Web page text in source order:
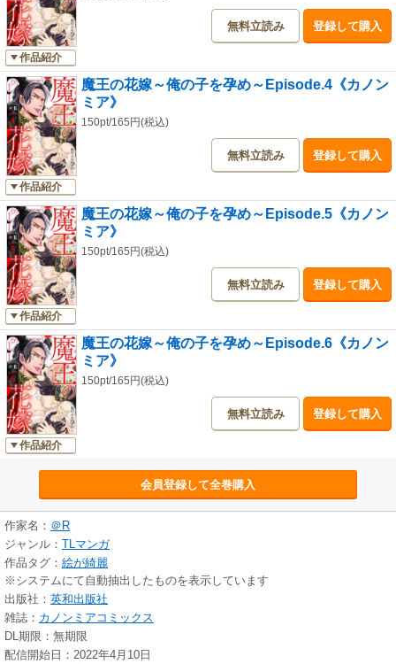
作品紹介
無料立読み 登録して購入
作品紹介
魔王の花嫁～俺の子を孕め～Episode.4《カノン
ミア》
150pt/165円(税込)
無料立読み 登録して購入
作品紹介
魔王の花嫁～俺の子を孕め～Episode.5《カノン
ミア》
150pt/165円(税込)
無料立読み 登録して購入
作品紹介
魔王の花嫁～俺の子を孕め～Episode.6《カノン
ミア》
150pt/165円(税込)
無料立読み 登録して購入
会員登録して全巻購入
作家名： ＠R
ジャンル： TLマンガ
作品タグ： 絵が綺麗
※システムにて自動抽出したものを表示しています
出版社： 英和出版社
雑誌： カノンミアコミックス
DL期限：無期限
配信開始日：2022年4月10日